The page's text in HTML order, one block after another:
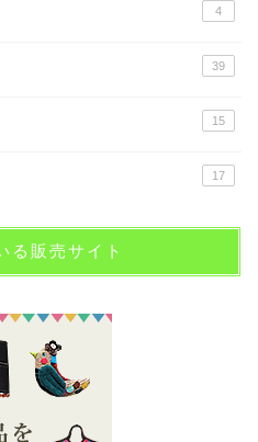
4
39
15
17
る販売サイト